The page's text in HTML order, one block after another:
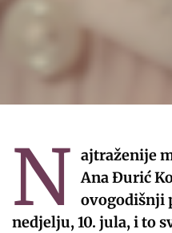
N ajtraženije
Ana Đurić
ovogodišnji
nedjelju, 10. jula, i to